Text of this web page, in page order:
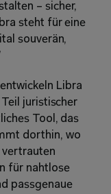
– sicher,
steht für eine
souverän,
Libra
juristischer
Tool, das
dorthin, wo
vertrauten
für nahtlose
passgenaue